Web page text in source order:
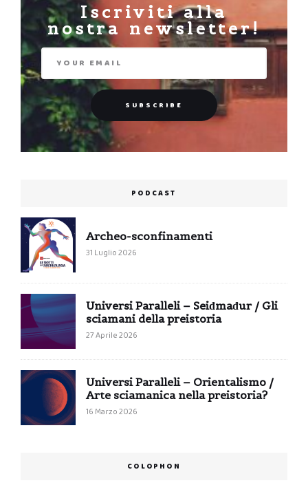
Iscriviti alla
nostra newsletter!
PODCAST
Archeo-sconfinamenti
31 Luglio 2026
Universi Paralleli – Seiđmađur / Gli
sciamani della preistoria
27 Aprile 2026
Universi Paralleli – Orientalismo /
Arte sciamanica nella preistoria?
16 Marzo 2026
COLOPHON